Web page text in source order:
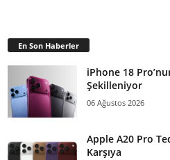
En Son Haberler
iPhone 18
Şekilleniyor
06 Ağustos 2026
Apple A20 Pro
Karşıya